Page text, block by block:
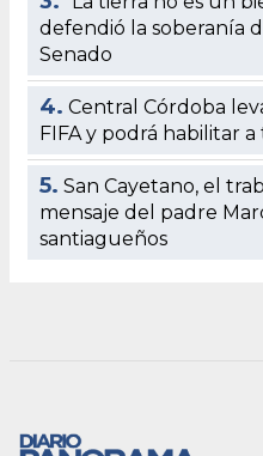
defendió la soberanía
Senado
4. Central Córdoba
FIFA y podrá habilitar
5. San Cayetano, el
mensaje del padre
santiagueños